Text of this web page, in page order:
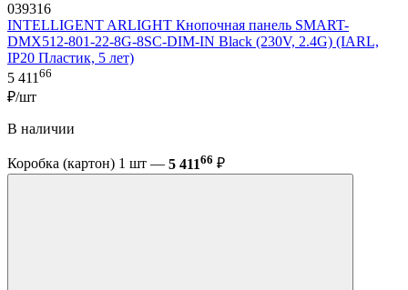
039316
INTELLIGENT ARLIGHT Кнопочная панель SMART-
DMX512-801-22-8G-8SC-DIM-IN Black (230V, 2.4G) (IARL,
IP20 Пластик, 5 лет)
5 41166
₽/шт
В наличии
Коробка (картон) 1 шт — 5 41166 ₽